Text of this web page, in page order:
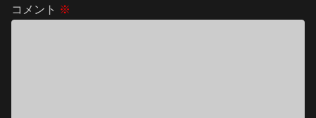
コメント ※